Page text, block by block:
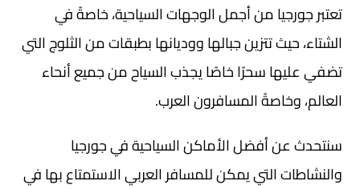
تعتبر جورجيا من أجمل الوجهات السياحية، خاصةً في
الشتاء، حيث تتزين جبالها ووديانها بطبقات من الثلوج التي
تضفي عليها سحرًا خاصًا يجذب السياح من جميع أنحاء
العالم، وخاصةً المسافرون العرب.
سنتحدث عن أفضل الأماكن السياحية في جورجيا
والنشاطات التي يمكن للمسافر العربي الاستمتاع بها في